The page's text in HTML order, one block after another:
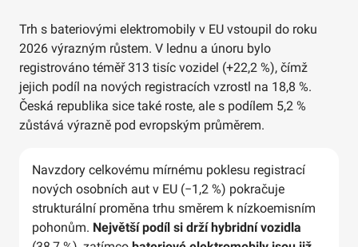
Trh s bateriovými elektromobily v EU vstoupil do roku
2026 výrazným růstem. V lednu a únoru bylo
registrováno téměř 313 tisíc vozidel (+22,2 %), čímž
jejich podíl na nových registracích vzrostl na 18,8 %.
Česká republika sice také roste, ale s podílem 5,2 %
zůstává výrazně pod evropským průměrem.
Navzdory celkovému mírnému poklesu registrací
nových osobních aut v EU (−1,2 %) pokračuje
strukturální proměna trhu směrem k nízkoemisním
pohonům. Největší podíl si drží hybridní vozidla